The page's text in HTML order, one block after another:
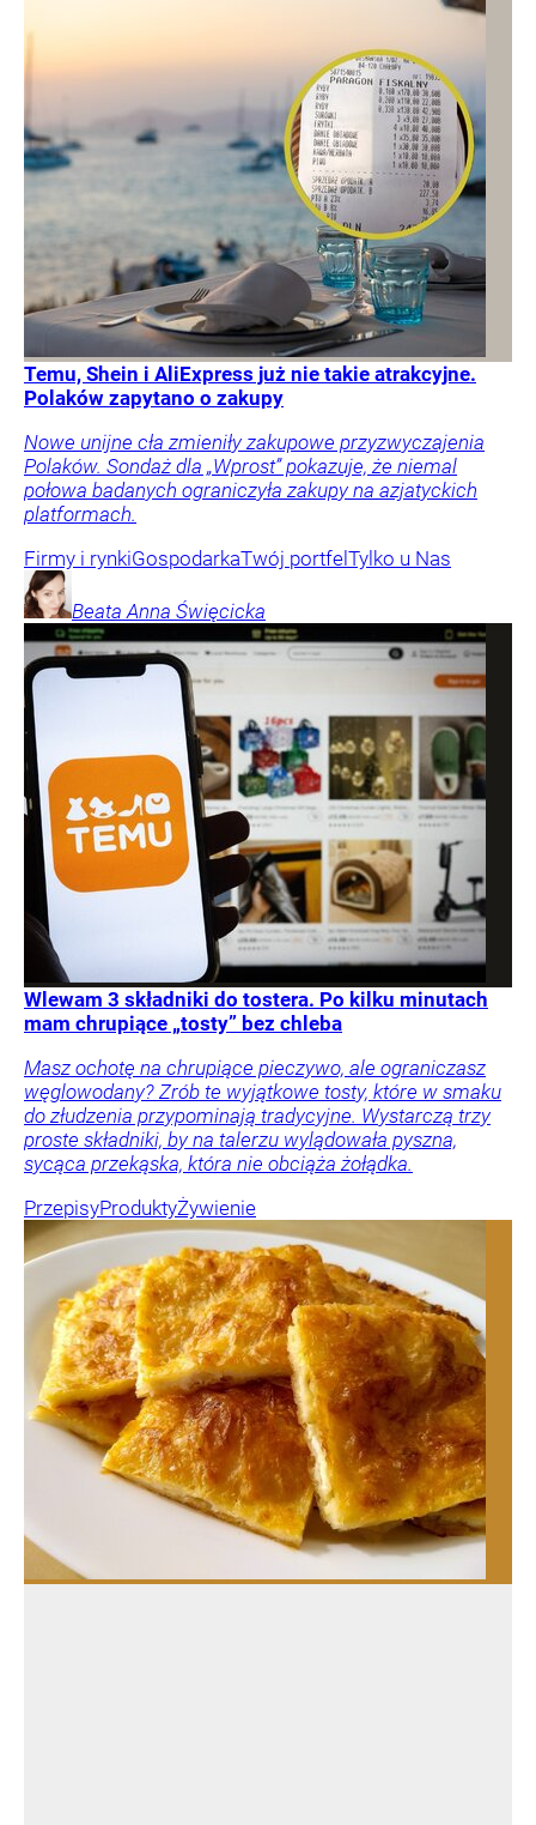
Temu, Shein i AliExpress już nie takie atrakcyjne.
Polaków zapytano o zakupy
Nowe unijne cła zmieniły zakupowe przyzwyczajenia
Polaków. Sondaż dla „Wprost” pokazuje, że niemal
połowa badanych ograniczyła zakupy na azjatyckich
platformach.
Firmy i rynkiGospodarkaTwój portfel Tylko u Nas
Beata Anna Święcicka
Wlewam 3 składniki do tostera. Po kilku minutach
mam chrupiące „tosty” bez chleba
Masz ochotę na chrupiące pieczywo, ale ograniczasz
węglowodany? Zrób te wyjątkowe tosty, które w smaku
do złudzenia przypominają tradycyjne. Wystarczą trzy
proste składniki, by na talerzu wylądowała pyszna,
sycąca przekąska, która nie obciąża żołądka.
PrzepisyProduktyŻywienie